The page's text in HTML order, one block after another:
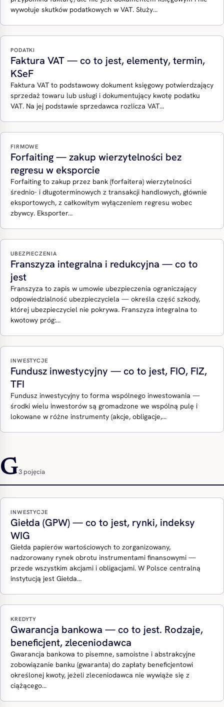
wywołuje skutków podatkowych w VAT. Służy…
PODATKI
Faktura VAT — co to jest, elementy, termin,
KSeF
Faktura VAT to podstawowy dokument księgowy potwierdzający
sprzedaż towaru lub usługi i dokumentujący kwotę podatku
VAT. Na jej podstawie sprzedawca rozlicza VAT…
FIRMOWE
Forfaiting — zakup wierzytelności bez
regresu w eksporcie
Forfaiting to zakup przez bank (forfaitera) wierzytelności
średnio- i długoterminowych z transakcji handlowych, głównie
eksportowych, z całkowitym wyłączeniem regresu wobec
zbywcy. Eksporter…
UBEZPIECZENIA
Franszyza integralna i redukcyjna — co to
jest
Franszyza to zapis w umowie ubezpieczenia ograniczający
odpowiedzialność ubezpieczyciela — określa część szkody,
której ubezpieczyciel nie pokrywa. Franszyza integralna to
kwotowy próg:…
INWESTYCJE
Fundusz inwestycyjny — co to jest, FIO, FIZ,
TFI
Fundusz inwestycyjny to forma wspólnego inwestowania —
środki wielu inwestorów są gromadzone we wspólną pulę i
lokowane w różne instrumenty (akcje, obligacje,…
G3 pojęcia
INWESTYCJE
Giełda (GPW) — co to jest, rynki, indeksy
WIG
Giełda papierów wartościowych to zorganizowany,
nadzorowany rynek obrotu instrumentami finansowymi —
przede wszystkim akcjami i obligacjami. W Polsce centralną
instytucją jest Giełda…
KREDYTY
Gwarancja bankowa — co to jest. Rodzaje,
beneficjent, zleceniodawca
Gwarancja bankowa to pisemne, samoistne i abstrakcyjne
zobowiązanie banku (gwaranta) do zapłaty beneficjentowi
określonej kwoty, jeżeli zleceniodawca nie wywiąże się z
ciążącego…